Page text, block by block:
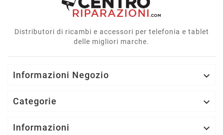
Distributori di ricambi e accessori per telefonia e tablet
delle migliori marche.
Informazioni Negozio 
Categorie 
Informazioni 